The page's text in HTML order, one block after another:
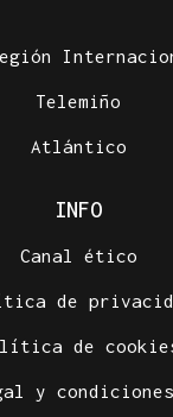
Telemiño
Atlántico
INFO
Canal ético
de
de
y